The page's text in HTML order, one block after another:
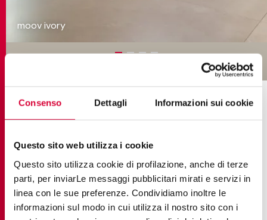
Consenso Dettagli Informazioni sui cookie
Questo sito web utilizza i cookie
Questo sito utilizza cookie di profilazione, anche di terze
parti, per inviarLe messaggi pubblicitari mirati e servizi in
linea con le sue preferenze. Condividiamo inoltre le
informazioni sul modo in cui utilizza il nostro sito con i
moov ivory
COLLEZIONI NEL PROGETTO